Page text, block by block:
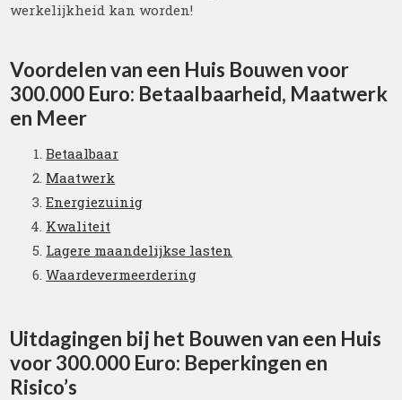
werkelijkheid kan worden!
Voordelen van een Huis Bouwen voor
300.000 Euro: Betaalbaarheid, Maatwerk
en Meer
Betaalbaar
Maatwerk
Energiezuinig
Kwaliteit
Lagere maandelijkse lasten
Waardevermeerdering
Uitdagingen bij het Bouwen van een Huis
voor 300.000 Euro: Beperkingen en
Risico’s